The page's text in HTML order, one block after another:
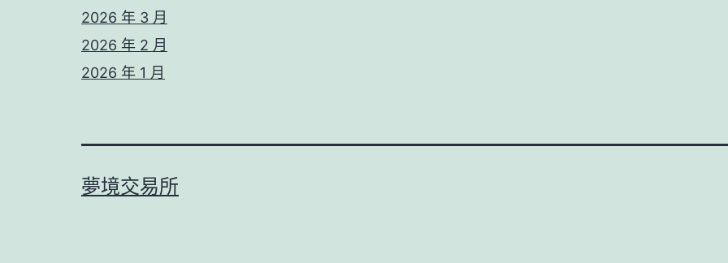
2026 年 3 月
2026 年 2 月
2026 年 1 月
夢境交易所